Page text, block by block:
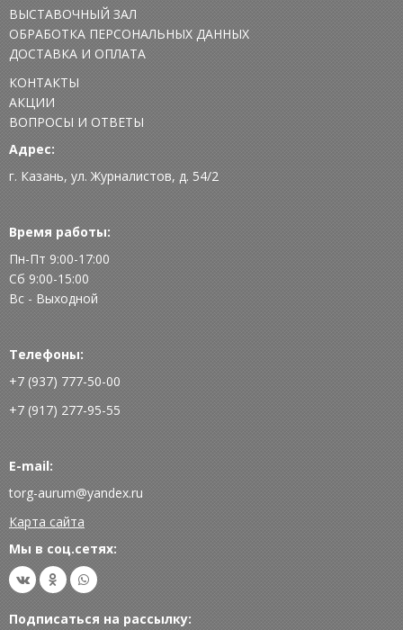
ВЫСТАВОЧНЫЙ ЗАЛ
ОБРАБОТКА ПЕРСОНАЛЬНЫХ ДАННЫХ
ДОСТАВКА И ОПЛАТА
КОНТАКТЫ
АКЦИИ
ВОПРОСЫ И ОТВЕТЫ
Адрес:
г. Казань, ул. Журналистов, д. 54/2
Время работы:
Пн-Пт 9:00-17:00
Сб 9:00-15:00
Вс - Выходной
Телефоны:
+7 (937) 777-50-00
+7 (917) 277-95-55
E-mail:
torg-aurum@yandex.ru
Карта сайта
Мы в соц.сетях:
Подписаться на рассылку: